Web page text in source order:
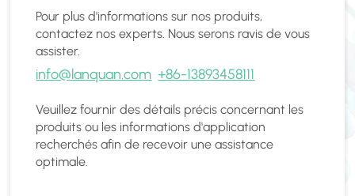
Pour plus d'informations sur nos produits,
contactez nos experts. Nous serons ravis de vous
assister.
info@lanquan.com +86-13893458111
Veuillez fournir des détails précis concernant les
produits ou les informations d'application
recherchés afin de recevoir une assistance
optimale.